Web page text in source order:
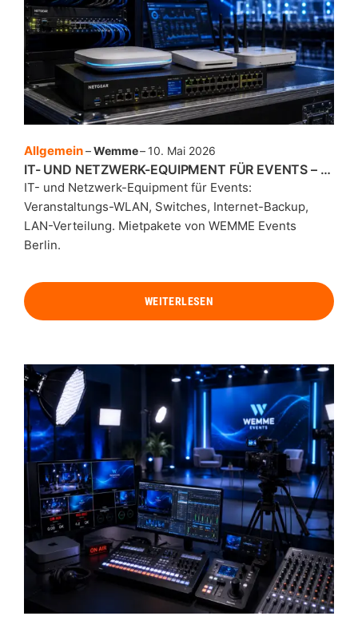
Allgemein Wemme 10. Mai 2026
IT- UND NETZWERK-EQUIPMENT FÜR EVENTS – WLAN, LAN, SWITCHES
IT- und Netzwerk-Equipment für Events:
Veranstaltungs-WLAN, Switches, Internet-Backup,
LAN-Verteilung. Mietpakete von WEMME Events
Berlin.
WEITERLESEN